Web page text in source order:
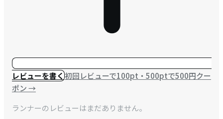
レビューを書く初回レビューで100pt・500ptで500円クー
ポン→
ランナーのレビューはまだありません。